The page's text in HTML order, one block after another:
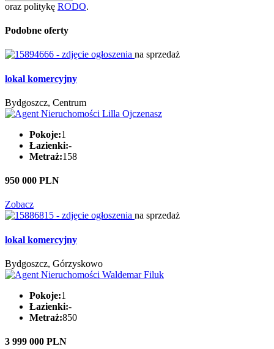
oraz politykę RODO.
Podobne oferty
na sprzedaż
lokal komercyjny
Bydgoszcz, Centrum
Pokoje:1
Łazienki:-
Metraż:158
950 000 PLN
Zobacz
na sprzedaż
lokal komercyjny
Bydgoszcz, Górzyskowo
Pokoje:1
Łazienki:-
Metraż:850
3 999 000 PLN